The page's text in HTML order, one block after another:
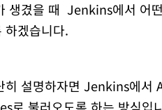
생겼을 때 Jenkins에서 어
하겠습니다.
히 설명하자면 Jenkins에